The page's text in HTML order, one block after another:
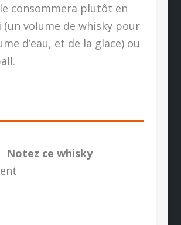
consommera plutôt en
(un volume de whisky pour
d’eau, et de la glace) ou
Notez ce whisky